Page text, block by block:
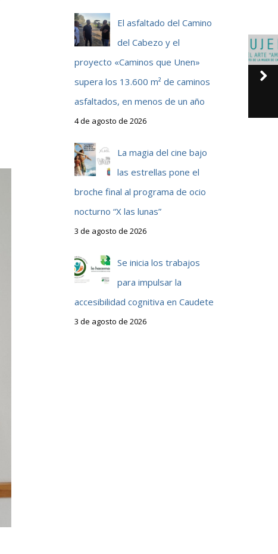
El asfaltado del Camino
del Cabezo y el
proyecto «Caminos que Unen»
supera los 13.600 m² de caminos
asfaltados, en menos de un año
4 de agosto de 2026
La magia del cine bajo
las estrellas pone el
broche final al programa de ocio
nocturno “X las lunas”
3 de agosto de 2026
Se inicia los trabajos
para impulsar la
accesibilidad cognitiva en Caudete
3 de agosto de 2026